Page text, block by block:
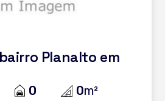
Planalto em
0 0m²